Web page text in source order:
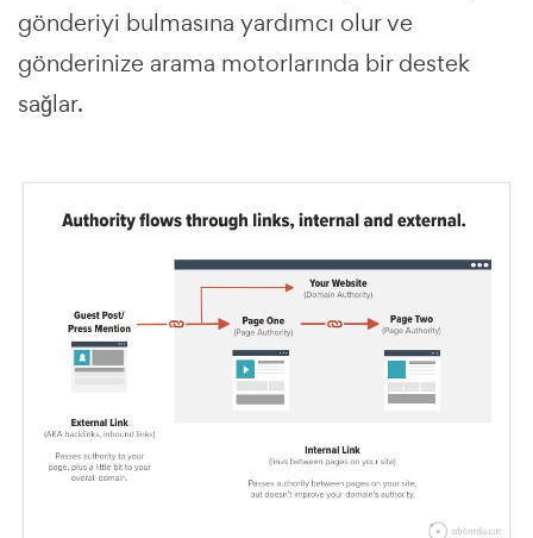
gönderiyi bulmasına yardımcı olur ve
gönderinize arama motorlarında bir destek
sağlar.